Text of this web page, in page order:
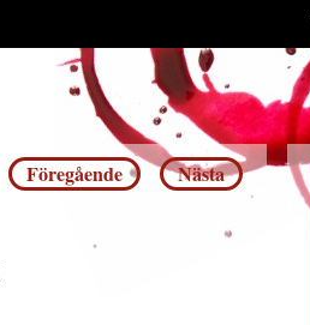
Inläggsnavigering
Föregående Nästa